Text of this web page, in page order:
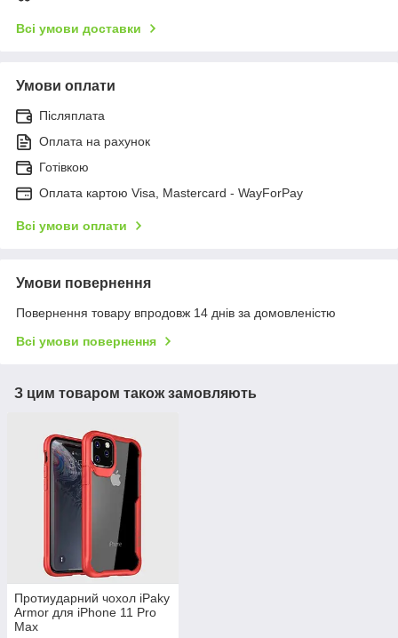
Всі умови доставки
Умови оплати
Післяплата
Оплата на рахунок
Готівкою
Оплата картою Visa, Mastercard - WayForPay
Всі умови оплати
Умови повернення
Повернення товару впродовж 14 днів за домовленістю
Всі умови повернення
З цим товаром також замовляють
Протиударний чохол iPaky
Armor для iPhone 11 Pro
Max